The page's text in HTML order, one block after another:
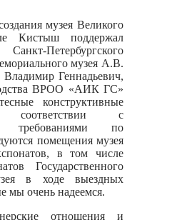
музея Великого
Кистыш поддержал
Петербургского
музея А.В.
Геннадьевич,
ВРОО «АИК ГС»
конструктивные
с
требованиями по
помещения музея
в том числе
Государственного
в ходе выездных
мы очень надеемся.
отношения и